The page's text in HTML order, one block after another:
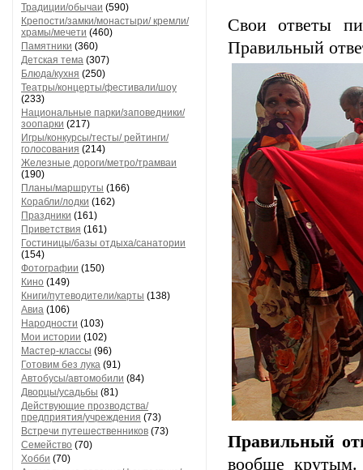
Традиции/обычаи (590)
Крепости/замки/монастыри/ кремли/
храмы/мечети (460)
Памятники (360)
Детская тема (307)
Блюда/кухня (250)
Театры/концерты/фестивали/шоу
(233)
Национальные парки/заповедники/
зоопарки (217)
Игры/конкурсы/тесты/ рейтинги/
голосования (214)
Железные дороги/метро/трамваи
(190)
Планы/маршруты (166)
Корабли/лодки (162)
Праздники (161)
Приветствия (161)
Гостиницы/базы отдыха/санатории
(154)
Фотографии (150)
Кино (149)
Книги/путеводители/карты (138)
Авиа (106)
Народности (103)
Мои истории (102)
Мастер-классы (96)
Готовим без лука (91)
Автобусы/автомобили (84)
Дворцы/усадьбы (81)
Действующие прозводства/
предприятия/учреждения (73)
Встречи путешественников (73)
Семейство (70)
Хобби (70)
Свои ответы
Правильный
Правильный
вообще крутым.